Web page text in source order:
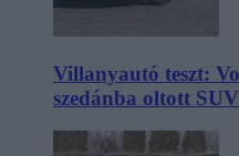
Villanyautó teszt:
szedánba oltott SUV